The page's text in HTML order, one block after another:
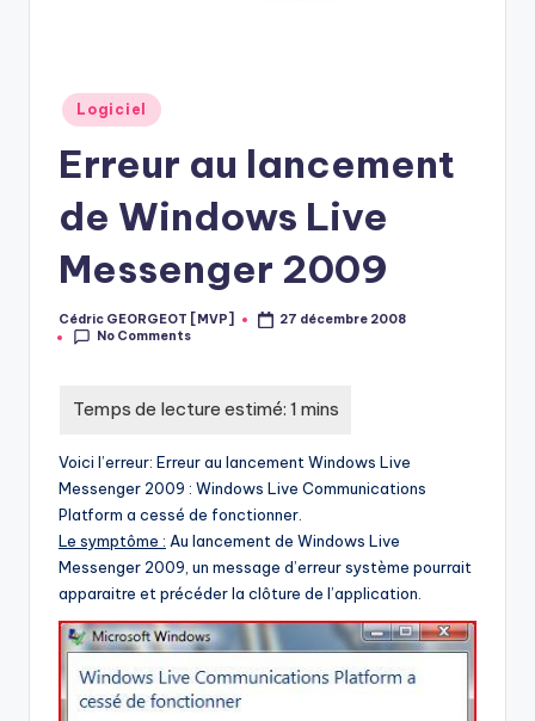
Posted
in
Logiciel
Erreur au lancement
de Windows Live
Messenger 2009
Posted
by
Cédric GEORGEOT [MVP]
27 décembre 2008
No Comments
Voici l’erreur: Erreur au lancement Windows Live
Messenger 2009 : Windows Live Communications
Platform a cessé de fonctionner.
Le symptôme : Au lancement de Windows Live
Messenger 2009, un message d’erreur système pourrait
apparaitre et précéder la clôture de l’application.